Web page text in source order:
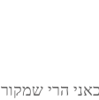
הרי שמקור